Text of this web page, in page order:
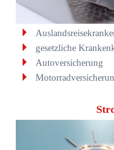
gesetzliche
Autoversicherung